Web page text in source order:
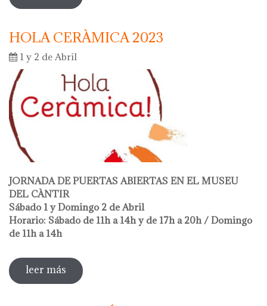
internacional de los museos 2023
HOLA CERÀMICA 2023
1 y 2 de Abril
JORNADA DE PUERTAS ABIERTAS EN EL MUSEU
DEL CÀNTIR
Sábado 1 y Domingo 2 de Abril
Horario: Sábado de 11h a 14h y de 17h a 20h / Domingo
de 11h a 14h
leer más sobre hola ceràmica 2023